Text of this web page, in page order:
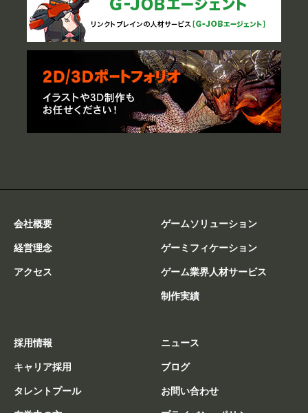
会社概要
経営理念
アクセス
ゲームソリューション
ゲーミフィケーション
ゲーム業界人材サービス
制作実績
採用情報
キャリア採用
タレントプール
ニュース
ブログ
お問い合わせ